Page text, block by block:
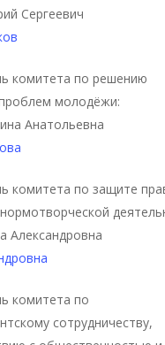
Сергеевич
комитета по решению
молодёжи:
Анатольевна
комитета по защите
Александровна
комитета по
сотрудничеству,
История